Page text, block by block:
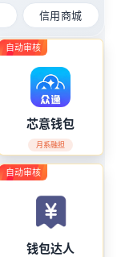
信用商城
自动审核
芯意钱包
月系融担
自动审核
钱包达人